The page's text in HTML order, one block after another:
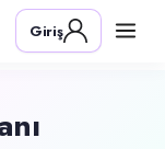
Giriş